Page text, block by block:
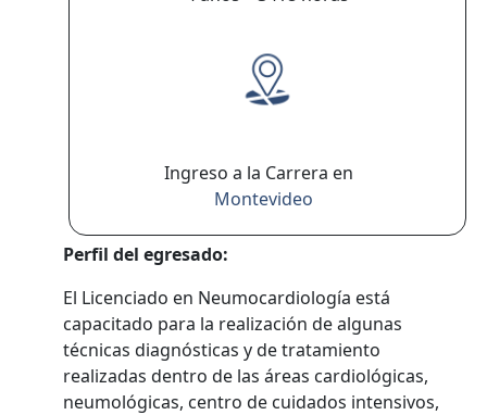
Ingreso a la Carrera en
Montevideo
Perfil del egresado:
El Licenciado en Neumocardiología está
capacitado para la realización de algunas
técnicas diagnósticas y de tratamiento
realizadas dentro de las áreas cardiológicas,
neumológicas, centro de cuidados intensivos,